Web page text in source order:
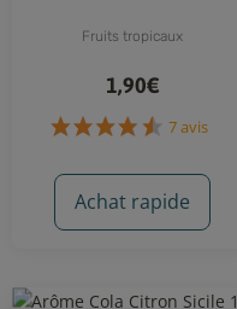
Fruits tropicaux
1,90€
Achat rapide